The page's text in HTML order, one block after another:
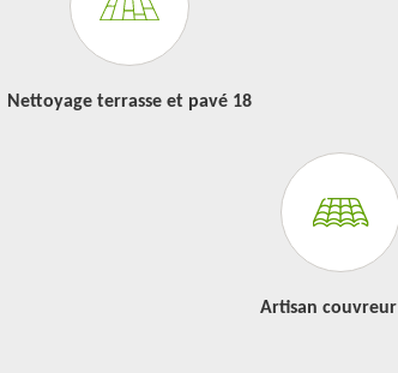
Nettoyage terrasse et pavé 18
Artisan couvreur